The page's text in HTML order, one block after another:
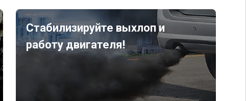
Стабилизируйте выхлоп и
работу двигателя!